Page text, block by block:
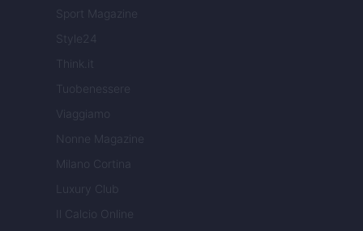
Sport Magazine
Style24
Think.it
Tuobenessere
Viaggiamo
Nonne Magazine
Milano Cortina
Luxury Club
Il Calcio Online